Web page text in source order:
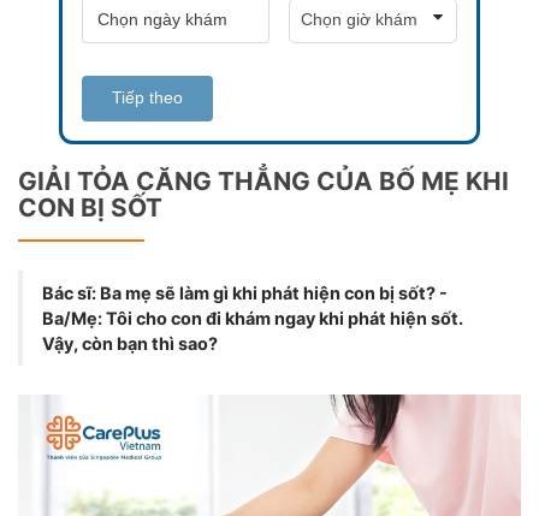
Tiếp theo
GIẢI TỎA CĂNG THẲNG CỦA BỐ MẸ KHI
CON BỊ SỐT
Bác sĩ: Ba mẹ sẽ làm gì khi phát hiện con bị sốt? -
Ba/Mẹ: Tôi cho con đi khám ngay khi phát hiện sốt.
Vậy, còn bạn thì sao?